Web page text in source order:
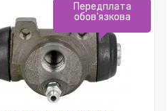
Передплата
обов'язкова